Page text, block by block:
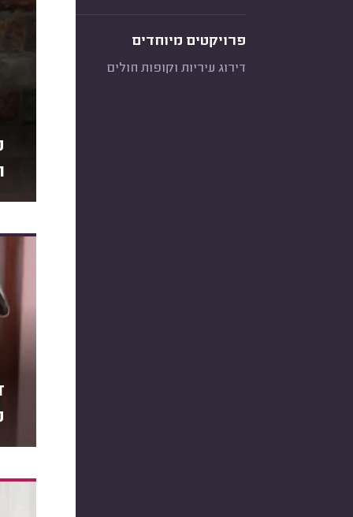
פרויקטים מיוחדים
דירוג עיריות וקופות חולים